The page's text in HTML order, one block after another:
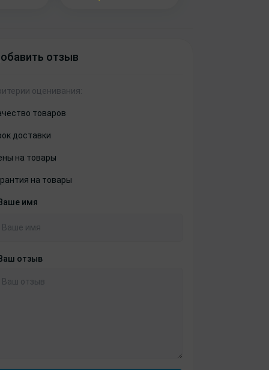
отзыв
оценивания:
товаров
доставки
на товары
на товары
имя
отзыв